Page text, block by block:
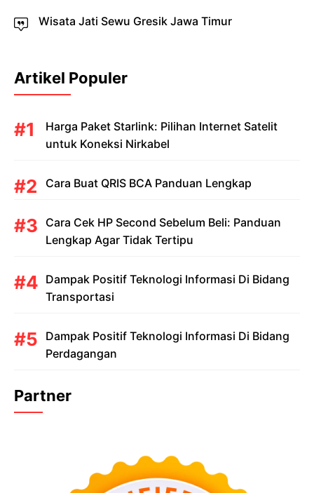
Wisata Jati Sewu Gresik Jawa Timur
Artikel Populer
Harga Paket Starlink: Pilihan Internet Satelit
untuk Koneksi Nirkabel
Cara Buat QRIS BCA Panduan Lengkap
Cara Cek HP Second Sebelum Beli: Panduan
Lengkap Agar Tidak Tertipu
Dampak Positif Teknologi Informasi Di Bidang
Transportasi
Dampak Positif Teknologi Informasi Di Bidang
Perdagangan
Partner